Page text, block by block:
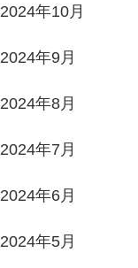
2024年10月
2024年9月
2024年8月
2024年7月
2024年6月
2024年5月